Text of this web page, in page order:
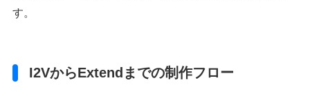
す。
I2VからExtendまでの制作フロー